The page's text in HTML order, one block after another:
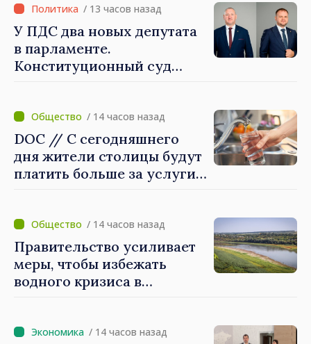
Северной Ирландии Ферн
Хорин
/ 13 часов назад
У ПДС два новых депутата
в парламенте.
Конституционный суд
/ 14 часов назад
DOC // С сегодняшнего
дня жители столицы будут
платить больше за услуги
/ 14 часов назад
Правительство усиливает
меры, чтобы избежать
водного кризиса в
/ 14 часов назад